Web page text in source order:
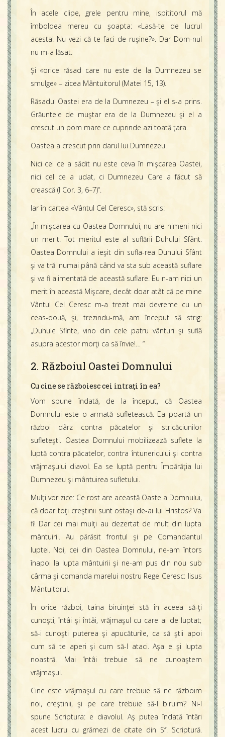
În acele clipe, grele pentru mine, ispititorul mă
îmboldea mereu cu şoapta: «Lasă-te de lucrul
acesta! Nu vezi că te faci de ruşine?». Dar Dom-nul
nu m-a lăsat.
Şi «orice răsad care nu este de la Dumnezeu se
smulge» – zicea Mântuitorul (Matei 15, 13).
Răsadul Oastei era de la Dumnezeu – şi el s-a prins.
Grăuntele de muştar era de la Dumnezeu şi el a
crescut un pom mare ce cuprinde azi toată ţara.
Oastea a crescut prin darul lui Dumnezeu.
Nici cel ce a sădit nu este ceva în mişcarea Oastei,
nici cel ce a udat, ci Dumnezeu Care a făcut să
crească (I Cor. 3, 6–7)“.
Iar în cartea «Vântul Cel Ceresc», stă scris:
„În mişcarea cu Oastea Domnului, nu are nimeni nici
un merit. Tot meritul este al suflării Duhului Sfânt.
Oastea Domnului a ieşit din sufla-rea Duhului Sfânt
şi va trăi numai până când va sta sub această suflare
şi va fi alimentată de această suflare. Eu n-am nici un
merit în această Mişcare, decât doar atât că pe mine
Vântul Cel Ceresc m-a trezit mai devreme cu un
ceas-două, şi, trezindu-mă, am început să strig:
„Duhule Sfinte, vino din cele patru vânturi şi suflă
asupra acestor morţi ca să învie!… “
2. Războiul Oastei Domnului
Cu cine se războiesc cei intraţi în ea?
Vom spune îndată, de la început, că Oastea
Domnului este o armată sufletească. Ea poartă un
război dârz contra păcatelor şi stricăciunilor
sufleteşti. Oastea Domnului mobilizează suflete la
luptă contra păcatelor, contra întunericului şi contra
vrăjmaşului diavol. Ea se luptă pentru Împărăţia lui
Dumnezeu şi mântuirea sufletului.
Mulţi vor zice: Ce rost are această Oaste a Domnului,
că doar toţi creştinii sunt ostaşi de-ai lui Hristos? Va
fi! Dar cei mai mulţi au dezertat de mult din lupta
mântuirii. Au părăsit frontul şi pe Comandantul
luptei. Noi, cei din Oastea Domnului, ne-am întors
înapoi la lupta mântuirii şi ne-am pus din nou sub
cârma şi comanda marelui nostru Rege Ceresc: Iisus
Mântuitorul.
În orice război, taina biruinţei stă în aceea să-ţi
cunoşti, întâi şi întâi, vrăjmaşul cu care ai de luptat;
să-i cunoşti puterea şi apucăturile, ca să ştii apoi
cum să te aperi şi cum să-l ataci. Aşa e şi lupta
noastră. Mai întâi trebuie să ne cunoaştem
vrăjmaşul.
Cine este vrăjmaşul cu care trebuie să ne războim
noi, creştinii, şi pe care trebuie să-l biruim? Ni-l
spune Scriptura: e diavolul. Aş putea îndată întări
acest lucru cu grămezi de citate din Sf. Scriptură.